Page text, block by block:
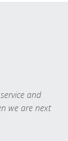
and
we are next